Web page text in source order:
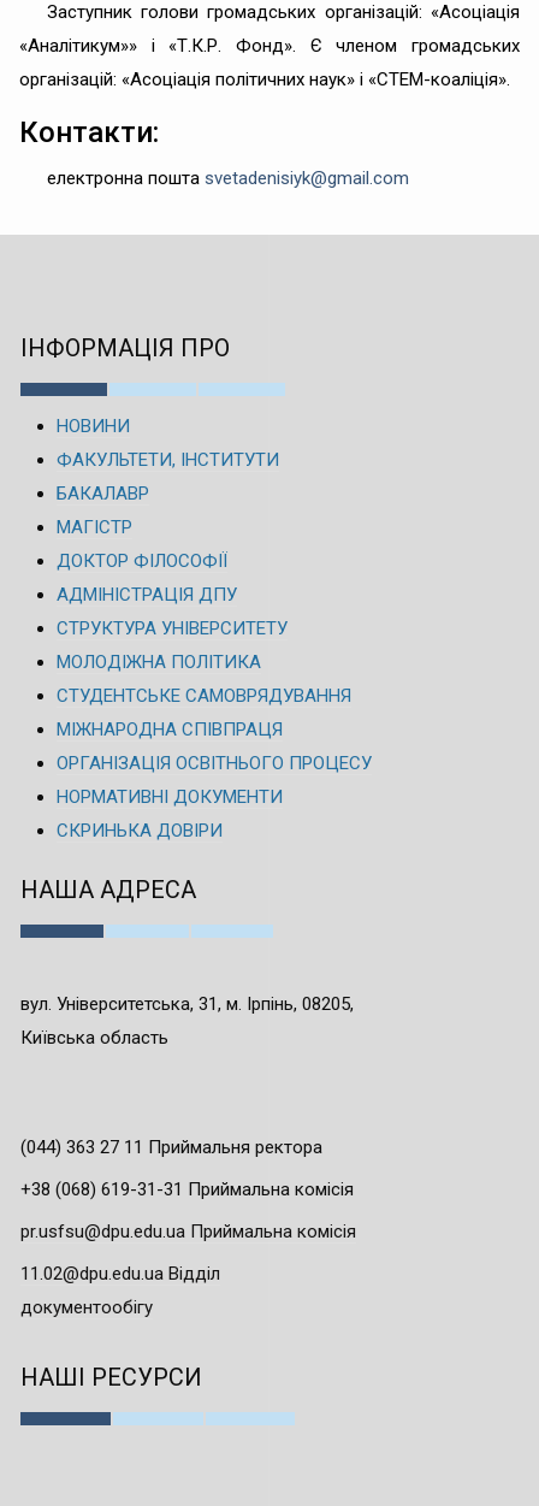
Заступник голови громадських організацій: «Асоціація
«Аналітикум»» і «Т.К.Р. Фонд». Є членом громадських
організацій: «Асоціація політичних наук» і «СТЕМ-коаліція».
Контакти:
електронна пошта svetadenisiyk@gmail.com
ІНФОРМАЦІЯ ПРО
НОВИНИ
ФАКУЛЬТЕТИ, ІНСТИТУТИ
БАКАЛАВР
МАГІСТР
ДОКТОР ФІЛОСОФІЇ
АДМІНІСТРАЦІЯ ДПУ
СТРУКТУРА УНІВЕРСИТЕТУ
МОЛОДІЖНА ПОЛІТИКА
СТУДЕНТСЬКЕ САМОВРЯДУВАННЯ
МІЖНАРОДНА СПІВПРАЦЯ
ОРГАНІЗАЦІЯ ОСВІТНЬОГО ПРОЦЕСУ
НОРМАТИВНІ ДОКУМЕНТИ
СКРИНЬКА ДОВІРИ
НАША АДРЕСА
вул. Університетська, 31, м. Ірпінь, 08205,
Київська область
(044) 363 27 11 Приймальня ректора
+38 (068) 619-31-31 Приймальна комісія
pr.usfsu@dpu.edu.ua Приймальна комісія
11.02@dpu.edu.ua Відділ
документообігу
НАШІ РЕСУРСИ